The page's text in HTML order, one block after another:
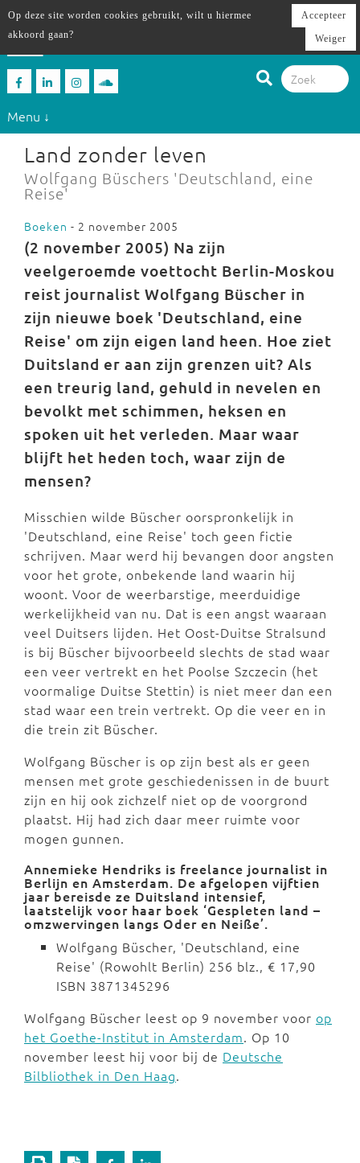
Menu ↓
Land zonder leven
Wolfgang Büschers 'Deutschland, eine
Reise'
Boeken - 2 november 2005
(2 november 2005) Na zijn
veelgeroemde voettocht Berlin-Moskou
reist journalist Wolfgang Büscher in
zijn nieuwe boek 'Deutschland, eine
Reise' om zijn eigen land heen. Hoe ziet
Duitsland er aan zijn grenzen uit? Als
een treurig land, gehuld in nevelen en
bevolkt met schimmen, heksen en
spoken uit het verleden. Maar waar
blijft het heden toch, waar zijn de
mensen?
Misschien wilde Büscher oorspronkelijk in
'Deutschland, eine Reise' toch geen fictie
schrijven. Maar werd hij bevangen door angsten
voor het grote, onbekende land waarin hij
woont. Voor de weerbarstige, meerduidige
werkelijkheid van nu. Dat is een angst waaraan
veel Duitsers lijden. Het Oost-Duitse Stralsund
is bij Büscher bijvoorbeeld slechts de stad waar
een veer vertrekt en het Poolse Szczecin (het
voormalige Duitse Stettin) is niet meer dan een
stad waar een trein vertrekt. Op die veer en in
die trein zit Büscher.
Wolfgang Büscher is op zijn best als er geen
mensen met grote geschiedenissen in de buurt
zijn en hij ook zichzelf niet op de voorgrond
plaatst. Hij had zich daar meer ruimte voor
mogen gunnen.
Annemieke Hendriks is freelance journalist in
Berlijn en Amsterdam. De afgelopen vijftien
jaar bereisde ze Duitsland intensief,
laatstelijk voor haar boek ‘Gespleten land –
omzwervingen langs Oder en Neiße’.
Wolfgang Büscher, 'Deutschland, eine
Reise' (Rowohlt Berlin) 256 blz., € 17,90
ISBN 3871345296
Wolfgang Büscher leest op 9 november voor op
het Goethe-Institut in Amsterdam. Op 10
november leest hij voor bij de Deutsche
Bilbliothek in Den Haag.
Op deze site worden cookies gebruikt, wilt u hiermee
akkoord gaan?
Accepteer
Weiger